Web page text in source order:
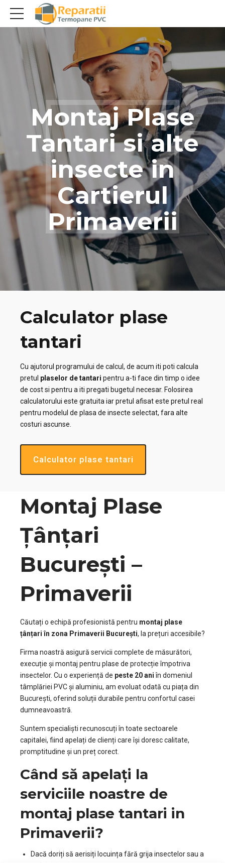
Montaj Plase
Tantari si alte
insecte in
Cartierul
Primaverii
Calculator plase
tantari
Cu ajutorul programului de calcul, de acum iti poti calcula
pretul plaselor de tantari pentru a-ti face din timp o idee
de cost si pentru a iti pregati bugetul necesar. Folosirea
calculatorului este gratuita iar pretul afisat este pretul real
pentru modelul de plasa de insecte selectat, fara alte
costuri ascunse.
Calculator plase tantari
Montaj Plase
Țânțari
București –
Primaverii
Căutați o echipă profesionistă pentru montaj plase
țânțari în zona Primaverii București, la prețuri accesibile?
Firma noastră asigură servicii complete de măsurători,
execuție și montaj pentru plase de protecție împotriva
insectelor. Cu o experiență de peste 20 aniîn domeniul
tâmplăriei PVC și aluminiu, am evoluat odată cu piața din
București, oferind soluții durabile pentru confortul casei
dumneavoastră.
Suntem specialiști recunoscuți în toate sectoarele
capitalei, fiind apelați de clienți care își doresc calitate,
promptitudine și un preț corect.
Când să apelați la
serviciile noastre de
montaj plase tantari in
Primaverii?
Dacă doriți să aerisiți locuința fără grija insectelor sau a